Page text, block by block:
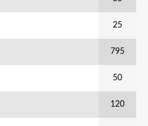
25
795
50
120